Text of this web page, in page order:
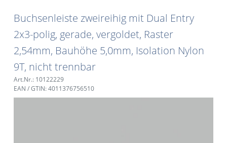
Buchsenleiste zweireihig mit Dual Entry
2x3-polig, gerade, vergoldet, Raster
2,54mm, Bauhöhe 5,0mm, Isolation Nylon
9T, nicht trennbar
Art.Nr.: 10122229
EAN / GTIN: 4011376756510